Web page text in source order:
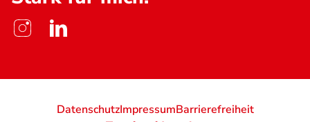
DatenschutzImpressumBarrierefreiheit